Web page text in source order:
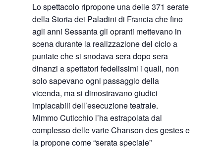
Lo spettacolo ripropone una delle 371 serate
della Storia dei Paladini di Francia che fino
agli anni Sessanta gli opranti mettevano in
scena durante la realizzazione del ciclo a
puntate che si snodava sera dopo sera
dinanzi a spettatori fedelissimi i quali, non
solo sapevano ogni passaggio della
vicenda, ma si dimostravano giudici
implacabili dell’esecuzione teatrale.
Mimmo Cuticchio l’ha estrapolata dal
complesso delle varie Chanson des gestes e
la propone come “serata speciale”